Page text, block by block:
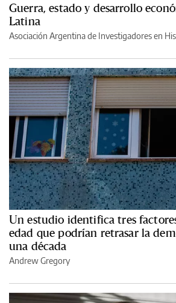
Guerra, estado y desarrollo
Latina
Asociación Argentina de Investigadores en
Un estudio identifica tres
edad que podrían retrasar la
una década
Andrew Gregory